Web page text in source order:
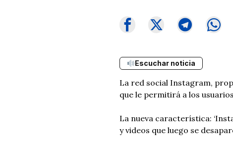
Escuchar noticia
La red social Instagram,
que le permitirá a los
La nueva característica:
y videos que luego se